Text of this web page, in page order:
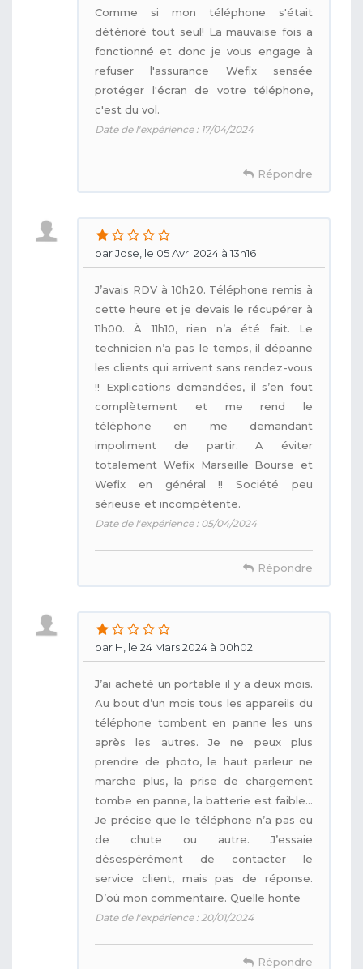
Comme si mon téléphone s'était
détérioré tout seul! La mauvaise fois a
fonctionné et donc je vous engage à
refuser l'assurance Wefix sensée
protéger l'écran de votre téléphone,
c'est du vol.
Date de l'expérience : 17/04/2024
Répondre
par Jose, le 05 Avr. 2024 à 13h16
J’avais RDV à 10h20. Téléphone remis à
cette heure et je devais le récupérer à
11h00. À 11h10, rien n’a été fait. Le
technicien n’a pas le temps, il dépanne
les clients qui arrivent sans rendez-vous
!! Explications demandées, il s’en fout
complètement et me rend le
téléphone en me demandant
impoliment de partir. A éviter
totalement Wefix Marseille Bourse et
Wefix en général !! Société peu
sérieuse et incompétente.
Date de l'expérience : 05/04/2024
Répondre
par H, le 24 Mars 2024 à 00h02
J’ai acheté un portable il y a deux mois.
Au bout d’un mois tous les appareils du
téléphone tombent en panne les uns
après les autres. Je ne peux plus
prendre de photo, le haut parleur ne
marche plus, la prise de chargement
tombe en panne, la batterie est faible…
Je précise que le téléphone n’a pas eu
de chute ou autre. J’essaie
désespérément de contacter le
service client, mais pas de réponse.
D’où mon commentaire. Quelle honte
Date de l'expérience : 20/01/2024
Répondre